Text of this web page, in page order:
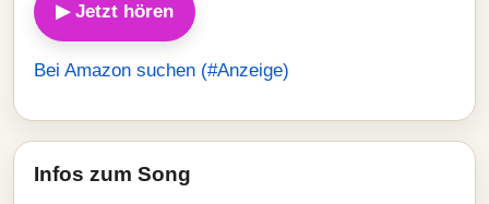
▶ Jetzt hören
Bei Amazon suchen (#Anzeige)
Infos zum Song